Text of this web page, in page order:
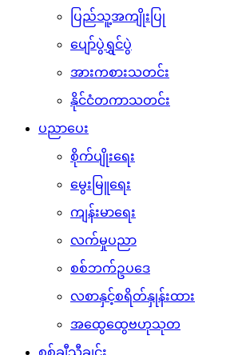
ပြည်သူ့အကျိုးပြု
ပျော်ပွဲရွှင်ပွဲ
အားကစားသတင်း
နိုင်ငံတကာသတင်း
ပညာပေး
စိုက်ပျိုးရေး
မွေးမြူရေး
ကျန်းမာရေး
လက်မှုပညာ
စစ်ဘက်ဥပဒေ
လစာနှင့်စရိတ်နှုန်းထား
အထွေထွေဗဟုသုတ
စစ်ချီသီချင်း